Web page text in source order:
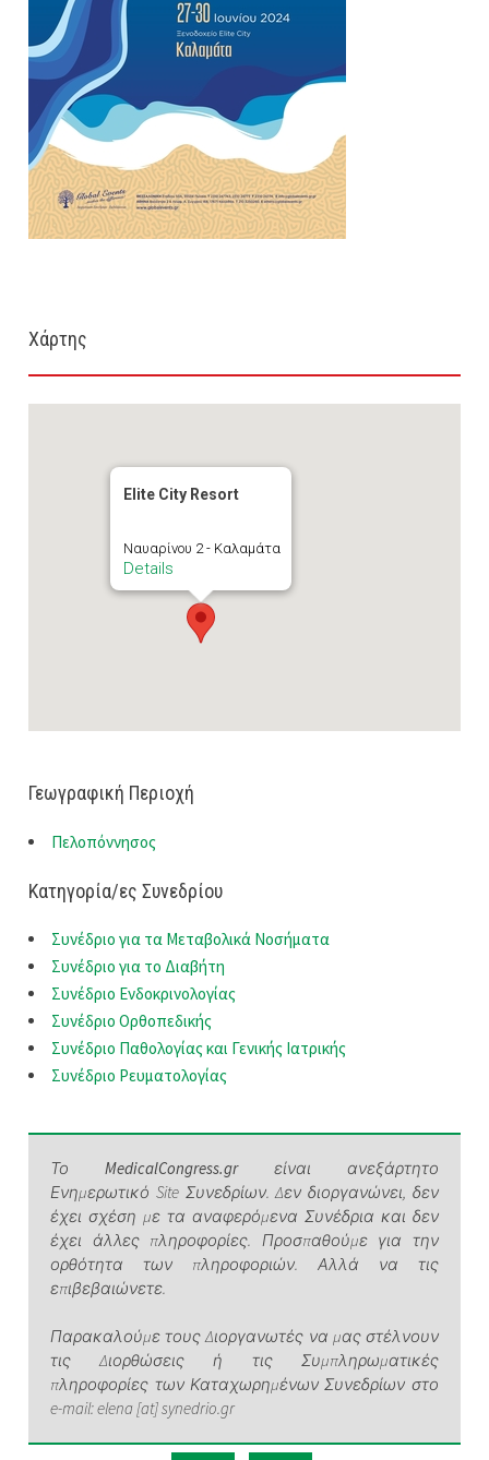
Χάρτης
Elite City Resort
Ναυαρίνου 2 - Καλαμάτα
Details
Γεωγραφική Περιοχή
Πελοπόννησος
Κατηγορία/ες Συνεδρίου
Συνέδριο για τα Μεταβολικά Νοσήματα
Συνέδριο για το Διαβήτη
Συνέδριο Ενδοκρινολογίας
Συνέδριο Ορθοπεδικής
Συνέδριο Παθολογίας και Γενικής Ιατρικής
Συνέδριο Ρευματολογίας
ΤοMedicalCongress.grείναι ανεξάρτητο
Ενημερωτικό Site Συνεδρίων. Δεν διοργανώνει, δεν
έχει σχέση με τα αναφερόμενα Συνέδρια και δεν
έχει άλλες πληροφορίες. Προσπαθούμε για την
ορθότητα των πληροφοριών. Αλλά να τις
επιβεβαιώνετε.
Παρακαλούμε τους Διοργανωτές να μας στέλνουν
τις Διορθώσεις ή τις Συμπληρωματικές
πληροφορίες των Καταχωρημένων Συνεδρίων στο
e-mail: elena [at] synedrio.gr